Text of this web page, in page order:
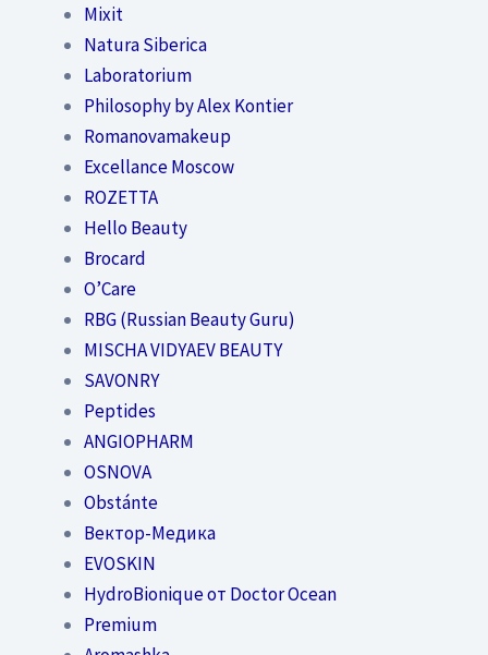
Mixit
Natura Siberica
Laboratorium
Philosophy by Alex Kontier
Romanovamakeup
Excellance Moscow
ROZETTA
Hello Beauty
Brocard
O’Care
RBG (Russian Beauty Guru)
MISCHA VIDYAEV BEAUTY
SAVONRY
Peptides
ANGIOPHARM
OSNOVA
Obstánte
Вектор-Медика
EVOSKIN
HydroBionique от Doctor Ocean
Premium